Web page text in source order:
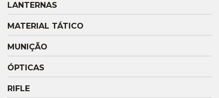
LANTERNAS
MATERIAL TÁTICO
MUNIÇÃO
ÓPTICAS
RIFLE